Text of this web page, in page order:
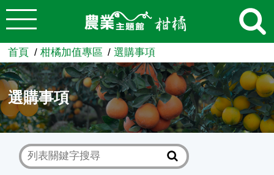
跳到主要內容
農業知識入口網
首頁 柑橘加值專區 選購事項
選購事項